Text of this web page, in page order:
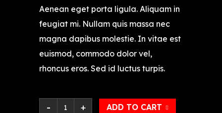
Aenean eget porta ligula. Aliquam in
feugiat mi. Nullam quis massa nec
magna dapibus molestie. In vitae est
euismod, commodo dolor vel,
rhoncus eros. Sed id luctus turpis.
ADD TO CART